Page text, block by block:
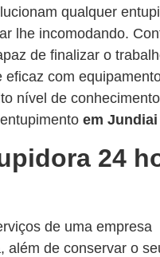
qualquer
lhe incomodando.
de finalizar o
eficaz com
nível de
em
24
de uma empresa
além de conservar o